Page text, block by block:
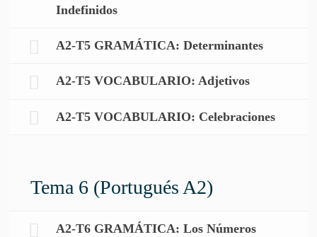
Indefinidos
A2-T5 GRAMÁTICA: Determinantes
A2-T5 VOCABULARIO: Adjetivos
A2-T5 VOCABULARIO: Celebraciones
Tema 6 (Portugués A2)
A2-T6 GRAMÁTICA: Los Números